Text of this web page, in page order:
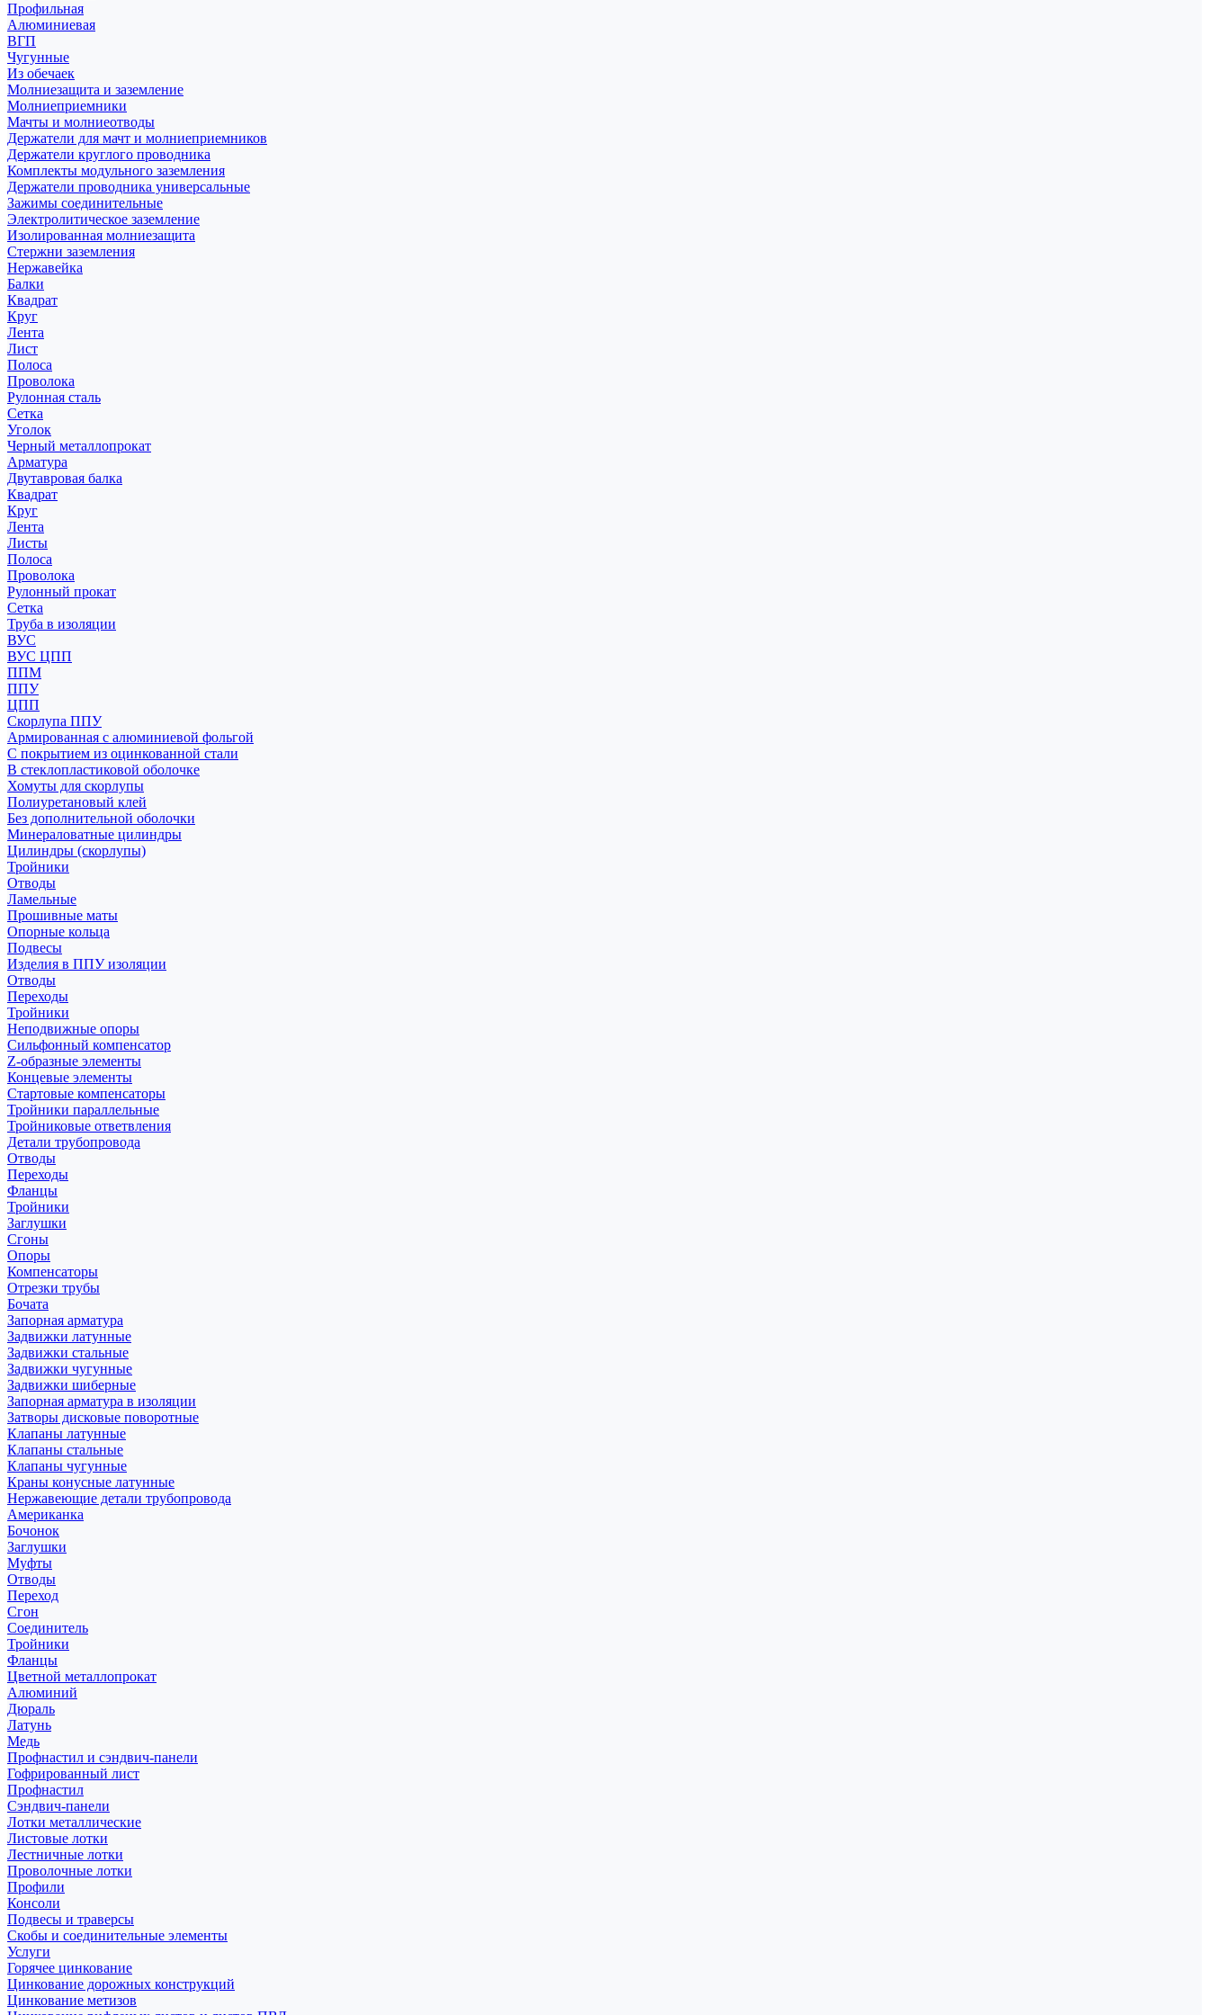
Профильная
Алюминиевая
ВГП
Чугунные
Из обечаек
Молниезащита и заземление
Молниеприемники
Мачты и молниеотводы
Держатели для мачт и молниеприемников
Держатели круглого проводника
Комплекты модульного заземления
Держатели проводника универсальные
Зажимы соединительные
Электролитическое заземление
Изолированная молниезащита
Стержни заземления
Нержавейка
Балки
Квадрат
Круг
Лента
Лист
Полоса
Проволока
Рулонная сталь
Сетка
Уголок
Черный металлопрокат
Арматура
Двутавровая балка
Квадрат
Круг
Лента
Листы
Полоса
Проволока
Рулонный прокат
Сетка
Труба в изоляции
ВУС
ВУС ЦПП
ППМ
ППУ
ЦПП
Скорлупа ППУ
Армированная с алюминиевой фольгой
С покрытием из оцинкованной стали
В стеклопластиковой оболочке
Хомуты для скорлупы
Полиуретановый клей
Без дополнительной оболочки
Минераловатные цилиндры
Цилиндры (скорлупы)
Тройники
Отводы
Ламельные
Прошивные маты
Опорные кольца
Подвесы
Изделия в ППУ изоляции
Отводы
Переходы
Тройники
Неподвижные опоры
Cильфонный компенсатор
Z-образные элементы
Концевые элементы
Стартовые компенсаторы
Тройники параллельные
Тройниковые ответвления
Детали трубопровода
Отводы
Переходы
Фланцы
Тройники
Заглушки
Сгоны
Опоры
Компенсаторы
Отрезки трубы
Бочата
Запорная арматура
Задвижки латунные
Задвижки стальные
Задвижки чугунные
Задвижки шиберные
Запорная арматура в изоляции
Затворы дисковые поворотные
Клапаны латунные
Клапаны стальные
Клапаны чугунные
Краны конусные латунные
Нержавеющие детали трубопровода
Американка
Бочонок
Заглушки
Муфты
Отводы
Переход
Сгон
Соединитель
Тройники
Фланцы
Цветной металлопрокат
Алюминий
Дюраль
Латунь
Медь
Профнастил и сэндвич-панели
Гофрированный лист
Профнастил
Сэндвич-панели
Лотки металлические
Листовые лотки
Лестничные лотки
Проволочные лотки
Профили
Консоли
Подвесы и траверсы
Скобы и соединительные элементы
Услуги
Горячее цинкование
Цинкование дорожных конструкций
Цинкование метизов